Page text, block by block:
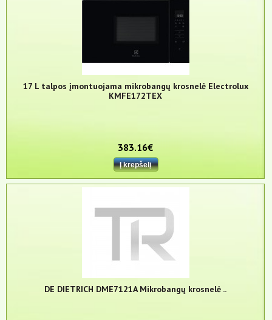
17 L talpos įmontuojama mikrobangų krosnelė Electrolux
KMFE172TEX
383.16€
DE DIETRICH DME7121A Mikrobangų krosnelė ..